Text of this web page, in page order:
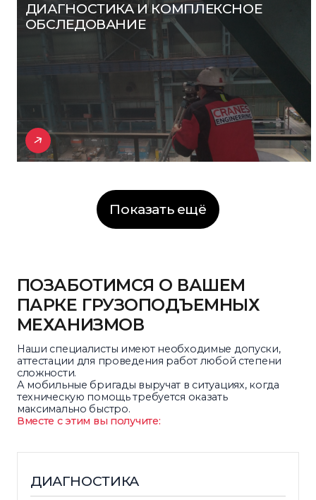
ДИАГНОСТИКА И КОМПЛЕКСНОЕ
ОБСЛЕДОВАНИЕ
Показать ещё
ПОЗАБОТИМСЯ О ВАШЕМ
ПАРКЕ ГРУЗОПОДЪЕМНЫХ
МЕХАНИЗМОВ
Наши специалисты имеют необходимые допуски,
аттестации для проведения работ любой степени
сложности.
А мобильные бригады выручат в ситуациях, когда
техническую помощь требуется оказать
максимально быстро.
Вместе с этим вы получите:
ДИАГНОСТИКА